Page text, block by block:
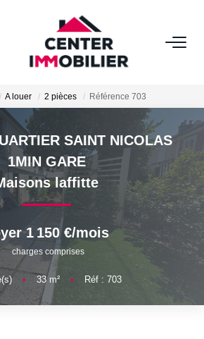
ACHETER
Nos Biens
Financières
LOUER
Un Dossier
FAIRE GÉRER
A louer 2 pièces Référence 703
SAINT NICOLAS
1MIN GARE
laffitte
1 150 €/mois
charges comprises
• 33m² • Réf : 703